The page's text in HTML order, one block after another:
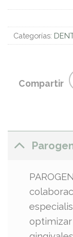
Categorías:
Compartir
optimizar